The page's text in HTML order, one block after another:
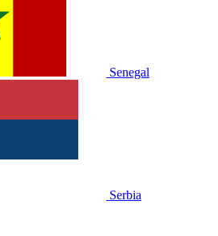
Senegal
Serbia